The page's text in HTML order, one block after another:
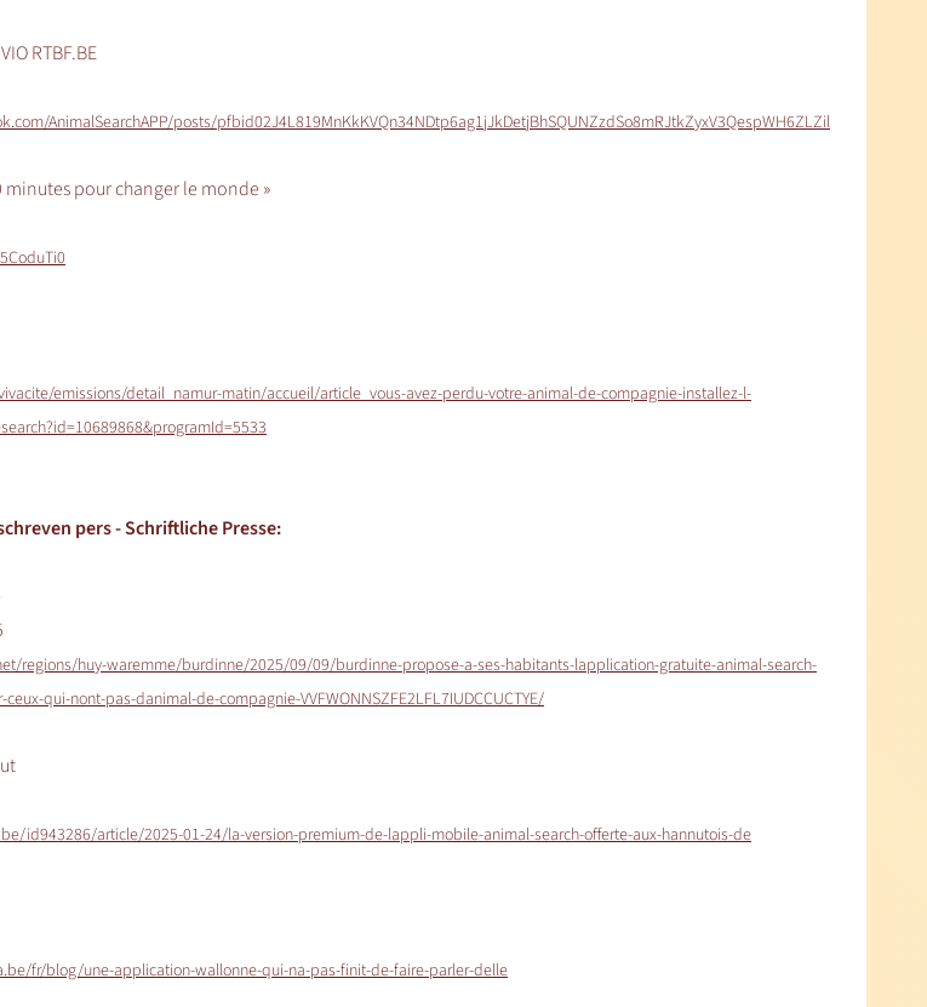
RTBF.BE
AnimalSearchAPP/posts/pfbid02J4L819MnKkKVQn34NDtp6ag1jJkDetjBhSQUNZzdSo8mRJtkZyxV3QespWH6ZLZil
minutes pour changer le monde »
emissions/detail_namur-matin/accueil/article_vous-avez-perdu-votre-animal-de-compagnie-installez-l-
pers - Schriftliche Presse:
regions/huy-waremme/burdinne/2025/09/09/burdinne-propose-a-ses-habitants-lapplication-gratuite-animal-search-
qui-nont-pas-danimal-de-compagnie-VVFWONNSZFE2LFL7IUDCCUCTYE/
id943286/article/2025-01-24/la-version-premium-de-lappli-mobile-animal-search-offerte-aux-hannutois-de
fr/blog/une-application-wallonne-qui-na-pas-finit-de-faire-parler-delle